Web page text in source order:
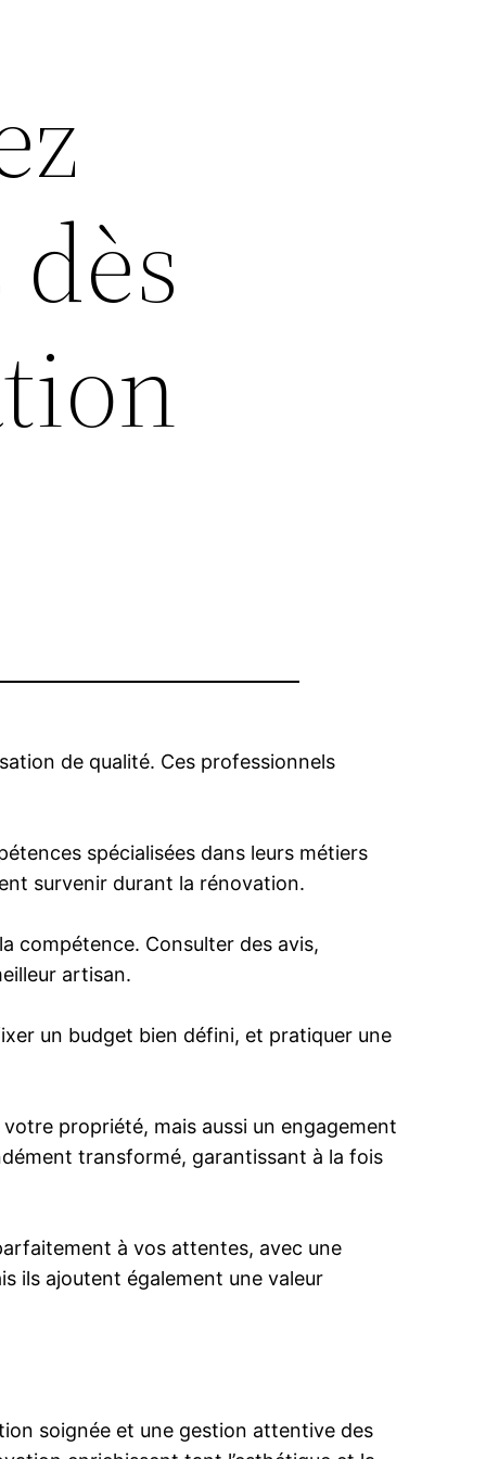
de qualité. Ces professionnels
spécialisées dans leurs métiers
survenir durant la rénovation.
compétence. Consulter des avis,
artisan.
un budget bien défini, et pratiquer une
propriété, mais aussi un engagement
transformé, garantissant à la fois
à vos attentes, avec une
ils ajoutent également une valeur
soignée et une gestion attentive des